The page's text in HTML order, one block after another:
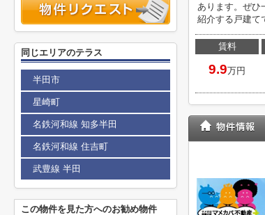
あります。ぜ
紹介する戸建て
賃料
9.9万円
同じエリアのテラス
半田市
星崎町
名鉄河和線 知多半田
名鉄河和線 住吉町
武豊線 半田
この物件を見た方へのお勧め物件